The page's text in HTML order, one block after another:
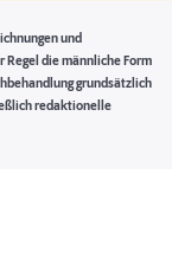
und
Regel die männliche Form
grundsätzlich
redaktionelle